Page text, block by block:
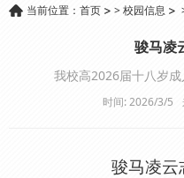
当前位置： 首页 >校园信息
骏马
我校高2026届十八岁
时间: 2026/3/5
骏马凌云